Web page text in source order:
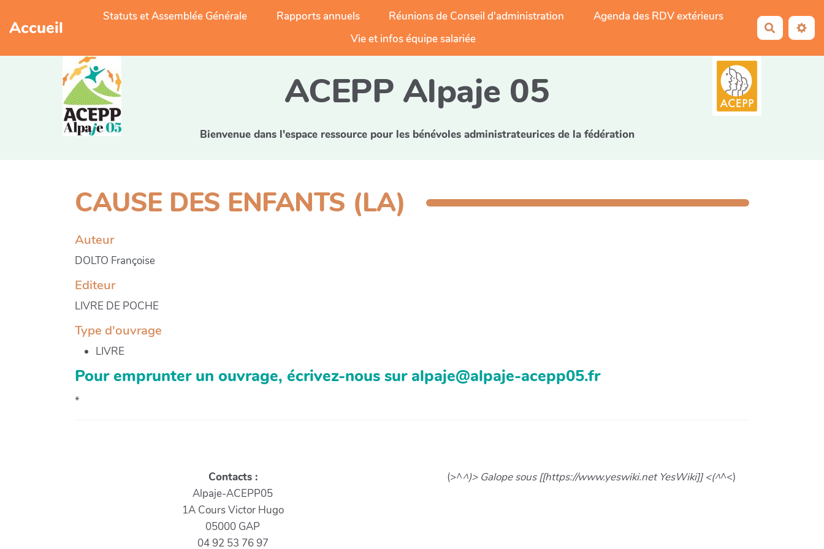
Accueil
Statuts et Assemblée Générale Rapports annuels Réunions de Conseil d'administration
Agenda des RDV extérieurs
Vie et infos équipe salariée
ACEPP Alpaje 05
Bienvenue dans l'espace ressource pour les bénévoles administrateurices de la fédération
CAUSE DES ENFANTS (LA)
Auteur
DOLTO Françoise
Editeur
LIVRE DE POCHE
Type d'ouvrage
LIVRE
Pour emprunter un ouvrage, écrivez-nous sur alpaje@alpaje-acepp05.fr
*
Contacts :
Alpaje-ACEPP05
1A Cours Victor Hugo
05000 GAP
04 92 53 76 97
(>^^)> Galope sous [[https://www.yeswiki.net YesWiki]] <(^^<)